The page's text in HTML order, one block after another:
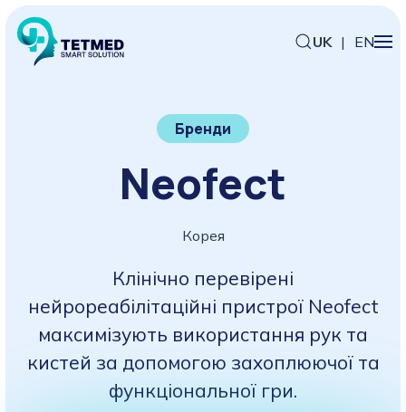
UK | EN
Бренди
Neofect
Корея
Клінічно перевірені
нейрореабілітаційні пристрої Neofect
максимізують використання рук та
кистей за допомогою захоплюючої та
функціональної гри.